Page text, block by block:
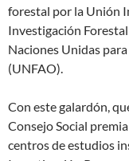
forestal por la Unión
Investigación
Naciones Unidas
(UNFAO).
Con este galardón,
Consejo Social
centros de estudios